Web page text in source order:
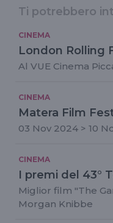
Ti potrebbero
CINEMA
London Rolling
Al VUE Cinema
CINEMA
Matera Film
03 Nov 2024 > 10
CINEMA
I premi del 43°
Miglior film "The
Morgan Knibbe